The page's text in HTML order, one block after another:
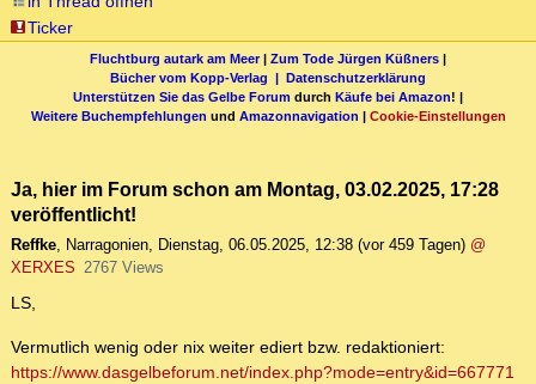
Ticker
Fluchtburg autark am Meer| Zum Tode Jürgen Küßners |
Bücher vom Kopp-Verlag | Datenschutzerklärung
Unterstützen Sie das Gelbe Forum durch Käufe bei Amazon! |
Weitere Buchempfehlungen und Amazonnavigation | Cookie-Einstellungen
Ja, hier im Forum schon am Montag, 03.02.2025, 17:28
veröffentlicht!
Reffke, Narragonien, Dienstag, 06.05.2025, 12:38 (vor 459 Tagen) @
XERXES 2767 Views
LS,
Vermutlich wenig oder nix weiter ediert bzw. redaktioniert:
https://www.dasgelbeforum.net/index.php?mode=entry&id=667771